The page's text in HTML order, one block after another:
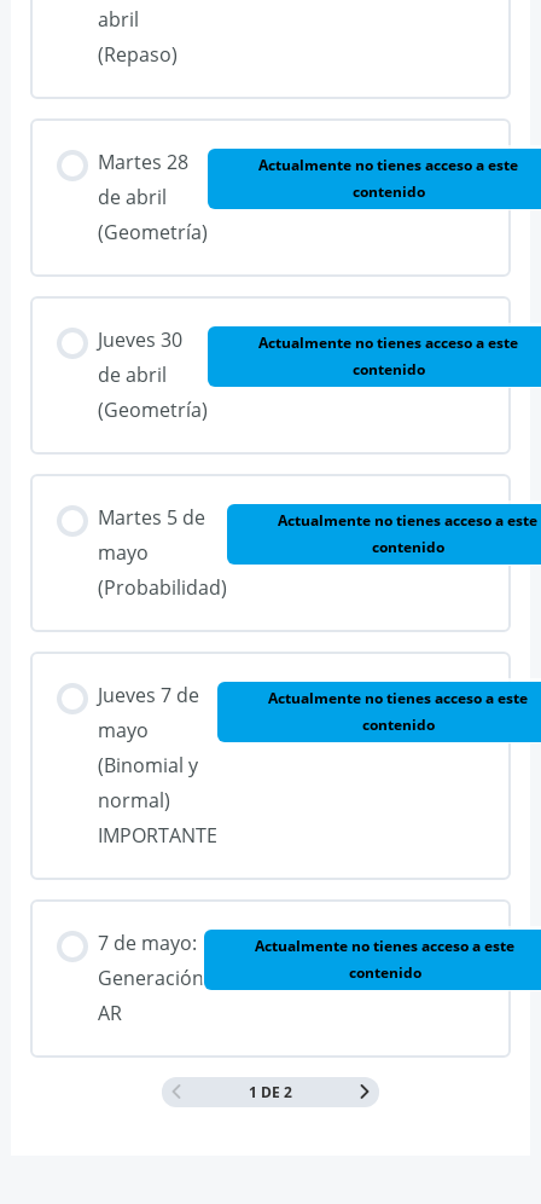
abril
(Repaso)
Martes 28
de abril
(Geometría)
Actualmente no tienes acceso a este
contenido
Jueves 30
de abril
(Geometría)
Actualmente no tienes acceso a este
contenido
Martes 5 de
mayo
(Probabilidad)
Actualmente no tienes acceso a este
contenido
Jueves 7 de
mayo
(Binomial y
normal)
IMPORTANTE
Actualmente no tienes acceso a este
contenido
7 de mayo:
Generación
AR
Actualmente no tienes acceso a este
contenido
1 DE 2